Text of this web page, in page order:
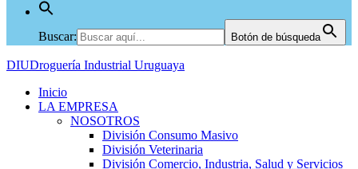
Buscar: Botón de búsqueda
DIUDroguería Industrial Uruguaya
Inicio
LA EMPRESA
NOSOTROS
División Consumo Masivo
División Veterinaria
División Comercio, Industria, Salud y Servicios